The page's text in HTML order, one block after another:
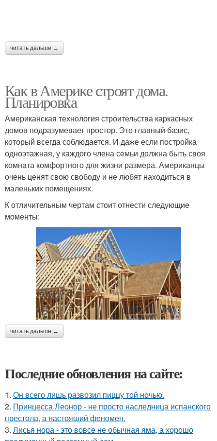
читать дальше →
Как в Америке строят дома.
Планировка
Американская технология строительства каркасных
домов подразумевает простор. Это главный базис,
который всегда соблюдается. И даже если постройка
одноэтажная, у каждого члена семьи должна быть своя
комната комфортного для жизни размера. Американцы
очень ценят свою свободу и не любят находиться в
маленьких помещениях.
К отличительным чертам стоит отнести следующие
моменты:
читать дальше →
Последние обновления на сайте:
1. Он всего лишь развозил пиццу той ночью.
2. Принцесса Леонор - не просто наследница испанского
престола, а настоящий феномен.
3. Лисья нора - это вовсе не обычная яма, а хорошо